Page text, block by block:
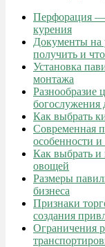
Перфорация —
курения
Документы на
получить и
Установка
монтажа
Разнообразие
богослужения
Как выбрать
Современная
особенности
Как выбрать и
овощей
Размеры
бизнеса
Признаки
создания
Ограничения